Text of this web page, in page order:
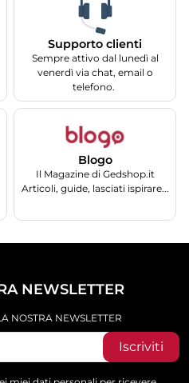
Supporto clienti
Sempre attivo dal lunedì al
venerdì via chat, email o
telefono.
Blogo
Il Magazine di Gedshop.it
Articoli, guide, lasciati ispirare...
NEWSLETTER
NOSTRA NEWSLETTER
Iscriviti